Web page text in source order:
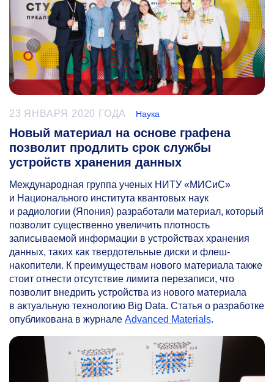
23 ЯНВАРЯ 2020 ГОДА Наука
Новый материал на основе графена
позволит продлить срок службы
устройств хранения данных
Международная группа ученых НИТУ «МИСиС»
и Национального института квантовых наук
и радиологии (Япония) разработали материал, который
позволит существенно увеличить плотность
записываемой информации в устройствах хранения
данных, таких как твердотельные диски и флеш-
накопители. К преимуществам нового материала также
стоит отнести отсутствие лимита перезаписи, что
позволит внедрить устройства из нового материала
в актуальную технологию Big Data. Статья о разработке
опубликована в журнале Advanced Materials.